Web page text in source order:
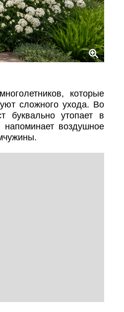
которые
сложного ухода. Во
буквально утопает в
воздушное